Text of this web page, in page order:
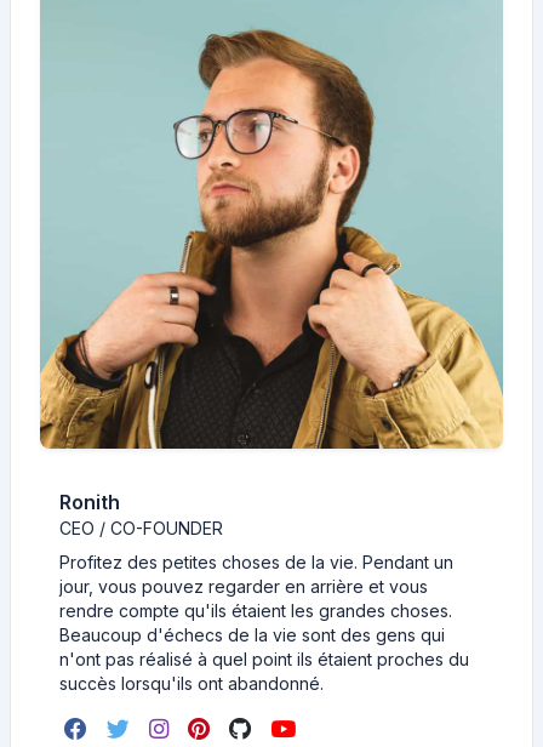
Ronith
CEO / CO-FOUNDER
Profitez des petites choses de la vie. Pendant un
jour, vous pouvez regarder en arrière et vous
rendre compte qu'ils étaient les grandes choses.
Beaucoup d'échecs de la vie sont des gens qui
n'ont pas réalisé à quel point ils étaient proches du
succès lorsqu'ils ont abandonné.